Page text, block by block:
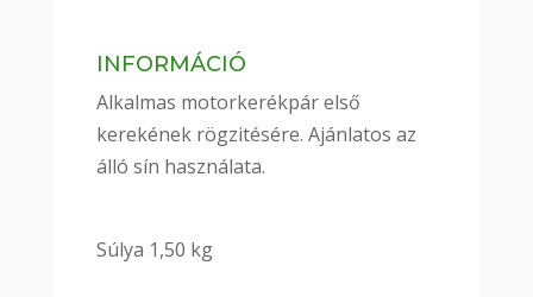
INFORMÁCIÓ
Alkalmas motorkerékpár első
kerekének rögzitésére. Ajánlatos az
álló sín használata.
Súlya 1,50 kg